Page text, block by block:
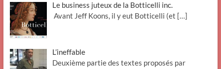
Le business juteux de la Botticelli inc.
Avant Jeff Koons, il y eut Botticelli (et […]
L’ineffable
Deuxième partie des textes proposés par